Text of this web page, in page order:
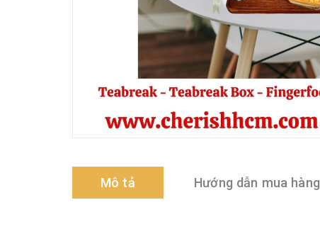
Mô tả Hướng dẫn mua hàng